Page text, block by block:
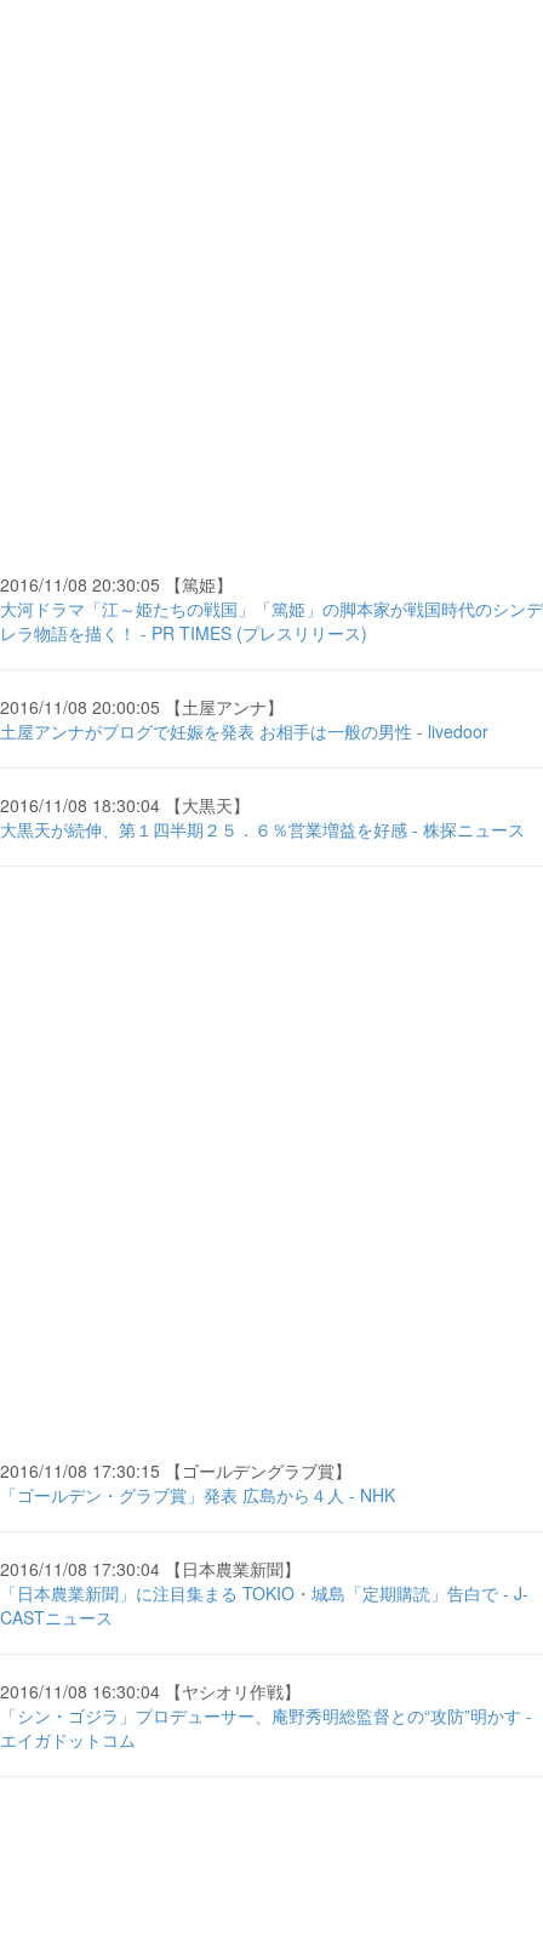
2016/11/08 20:30:05 【篤姫】
大河ドラマ「江～姫たちの戦国」「篤姫」の脚本家が戦国時代のシンデ
レラ物語を描く！ - PR TIMES (プレスリリース)
2016/11/08 20:00:05 【土屋アンナ】
土屋アンナがブログで妊娠を発表 お相手は一般の男性 - livedoor
2016/11/08 18:30:04 【大黒天】
大黒天が続伸、第１四半期２５．６％営業増益を好感 - 株探ニュース
2016/11/08 17:30:15 【ゴールデングラブ賞】
「ゴールデン・グラブ賞」発表 広島から４人 - NHK
2016/11/08 17:30:04 【日本農業新聞】
「日本農業新聞」に注目集まる TOKIO・城島「定期購読」告白で - J-
CASTニュース
2016/11/08 16:30:04 【ヤシオリ作戦】
「シン・ゴジラ」プロデューサー、庵野秀明総監督との“攻防”明かす -
エイガドットコム